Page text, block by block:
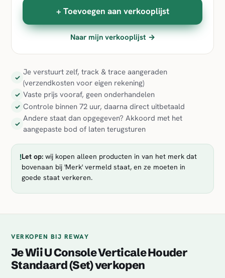
+ Toevoegen aan verkooplijst
Naar mijn verkooplijst →
✓
Je verstuurt zelf, track & trace aangeraden
(verzendkosten voor eigen rekening)
✓ Vaste prijs vooraf, geen onderhandelen
✓ Controle binnen 72 uur, daarna direct uitbetaald
✓
Andere staat dan opgegeven? Akkoord met het
aangepaste bod of laten terugsturen
!Let op: wij kopen alleen producten in van het merk dat
bovenaan bij 'Merk' vermeld staat, en ze moeten in
goede staat verkeren.
VERKOPEN BIJ REWAY
Je Wii U Console Verticale Houder
Standaard (Set) verkopen